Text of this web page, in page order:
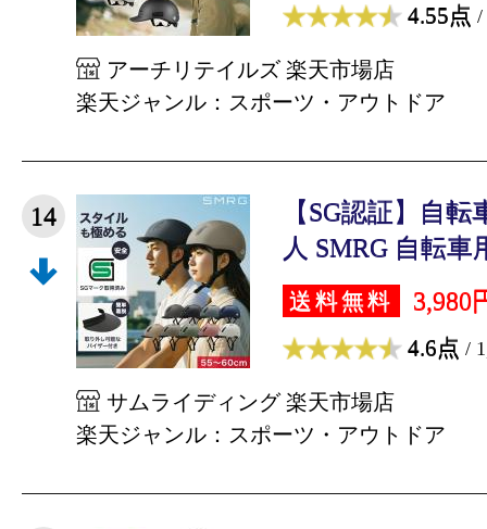
4.55点 /
アーチリテイルズ 楽天市場店
楽天ジャンル：スポーツ・アウトドア
14
【SG認証】自
人 SMRG 自転車
送料無料 3,980
4.6点 /
サムライディング 楽天市場店
楽天ジャンル：スポーツ・アウトドア